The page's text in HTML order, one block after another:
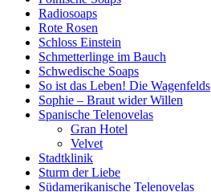
Radiosoaps
Rote Rosen
Schloss Einstein
Schmetterlinge im Bauch
Schwedische Soaps
So ist das Leben! Die Wagenfelds
Sophie – Braut wider Willen
Spanische Telenovelas
Gran Hotel
Velvet
Stadtklinik
Sturm der Liebe
Südamerikanische Telenovelas